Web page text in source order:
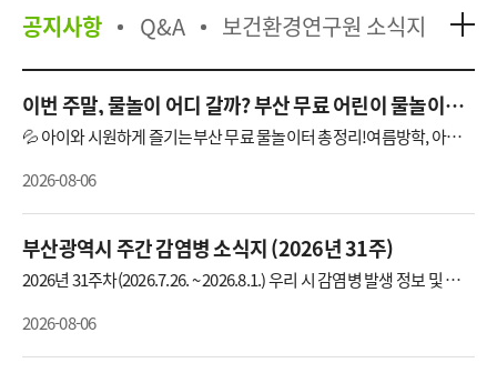
공지사항
이번 주말, 물놀이 어디 갈까? 부산 무료 어린이 물놀이장
11곳
💦 아이와 시원하게 즐기는부산 무료 물놀이터 총정리!여름방학, 아이
와 어디 갈지 고민이라면?멀리 워터파크까지 가지 않아도 괜찮습니다.
🙌부산 곳곳에는🌊 바닥분수🛝 워터슬라이드💦 어린이 워터파크🌳 숲
속 물놀이장🎵 음악분수까지!무료로 즐길 수 있는 물놀이 명소가 가득한
개합니다!1. 어린이대공원 키드키즈파크2. 부산시민공원 물놀이마당3.
송상현광장 바닥분수4. 민락수변공원 어린이워터파크5. 삼락생택공원
어린이 물놀이장6. 을숙도기후생태교육공원 물놀이장7. 사상근린공원
모험놀이장 바닥분수8. 다대포 굼의 낙조분수9. 송도해수욕장 바닥분수
10. 아미르공원 어린이 물놀이장11. 금정 첨벙첨벙 페스티벌📌 모두 무
니올여름 나들이 계획에 활용해 보세요!⚠️ 방문 전 꼭 확인!사전예약이
필요하거나, 기상 상황·시설 점검 등에 따라운영 일정이 변경될 수 있으
니, 출발 전 해당 시설의누리집 또는 문의처를 통해 운영 여부를 확인해
2026-08-06
부산광역시 주간 감염병 소식지 (2026년 31주)
2026년 31주차(2026.7.26. ~ 2026.8.1.) 우리 시 감염병 발생 정보 및 금주
의 소식 [파라티푸스]에 관한 자료입니다.(출처: 부산광역시 감염병관리
지원단)
2026-08-06
Q&A 보건환경연구원 소식지